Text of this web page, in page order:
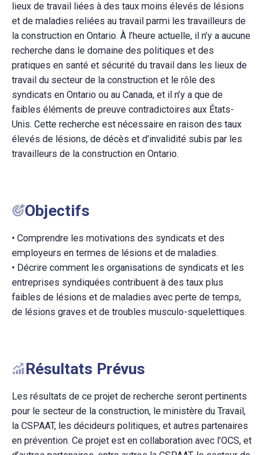
lieux de travail liées à des taux moins élevés de lésions
et de maladies reliées au travail parmi les travailleurs de
la construction en Ontario. À l’heure actuelle, il n’y a aucune
recherche dans le domaine des politiques et des
pratiques en santé et sécurité du travail dans les lieux de
travail du secteur de la construction et le rôle des
syndicats en Ontario ou au Canada, et il n’y a que de
faibles éléments de preuve contradictoires aux États-
Unis. Cette recherche est nécessaire en raison des taux
élevés de lésions, de décès et d’invalidité subis par les
travailleurs de la construction en Ontario.
Objectifs
• Comprendre les motivations des syndicats et des
employeurs en termes de lésions et de maladies.
• Décrire comment les organisations de syndicats et les
entreprises syndiquées contribuent à des taux plus
faibles de lésions et de maladies avec perte de temps,
de lésions graves et de troubles musculo-squelettiques.
Résultats Prévus
Les résultats de ce projet de recherche seront pertinents
pour le secteur de la construction, le ministère du Travail,
la CSPAAT, les décideurs politiques, et autres partenaires
en prévention. Ce projet est en collaboration avec l’OCS, et